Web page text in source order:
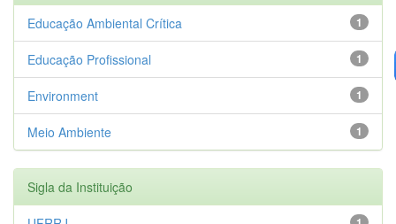
1
Educação Ambiental Crítica
1
Educação Profissional
1
Environment
1
Meio Ambiente
Sigla da Instituição